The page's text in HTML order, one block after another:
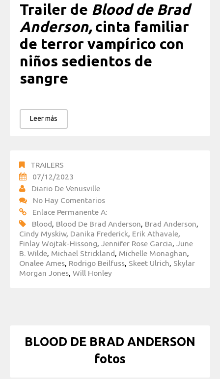
Trailer de Blood de Brad
Anderson, cinta familiar
de terror vampírico con
niños sedientos de
sangre
Leer más
TRAILERS
07/12/2023
Diario De Venusville
No Hay Comentarios
Enlace Permanente A:
Blood, Blood De Brad Anderson, Brad Anderson,
Cindy Myskiw, Danika Frederick, Erik Athavale,
Finlay Wojtak-Hissong, Jennifer Rose Garcia, June
B. Wilde, Michael Strickland, Michelle Monaghan,
Onalee Ames, Rodrigo Beilfuss, Skeet Ulrich, Skylar
Morgan Jones, Will Honley
BLOOD DE BRAD ANDERSON
fotos